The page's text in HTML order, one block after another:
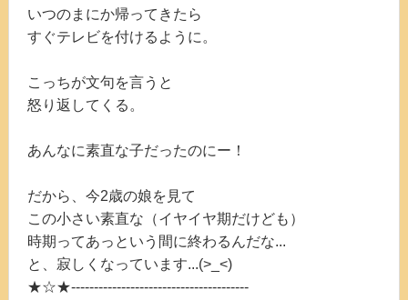
いつのまにか帰ってきたら
すぐテレビを付けるように。
こっちが文句を言うと
怒り返してくる。
あんなに素直な子だったのにー！
だから、今2歳の娘を見て
この小さい素直な（イヤイヤ期だけども）
時期ってあっという間に終わるんだな...
と、寂しくなっています...(>_<)
★☆★---------------------------------------